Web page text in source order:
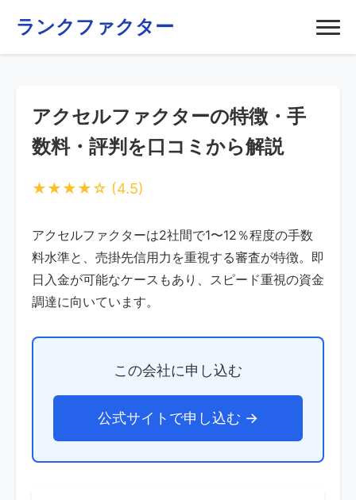
ランクファクター
アクセルファクターの特徴・手
数料・評判を口コミから解説
★★★★☆ (4.5)
アクセルファクターは2社間で1〜12％程度の手数
料水準と、売掛先信用力を重視する審査が特徴。即
日入金が可能なケースもあり、スピード重視の資金
調達に向いています。
この会社に申し込む
公式サイトで申し込む →